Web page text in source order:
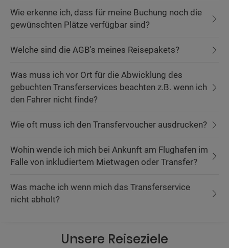
Wie erkenne ich, dass für meine Buchung noch die
gewünschten Plätze verfügbar sind?
Welche sind die AGB's meines Reisepakets?
Was muss ich vor Ort für die Abwicklung des
gebuchten Transferservices beachten z.B. wenn ich
den Fahrer nicht finde?
Wie oft muss ich den Transfervoucher ausdrucken?
Wohin wende ich mich bei Ankunft am Flughafen im
Falle von inkludiertem Mietwagen oder Transfer?
Was mache ich wenn mich das Transferservice
nicht abholt?
Unsere Reiseziele